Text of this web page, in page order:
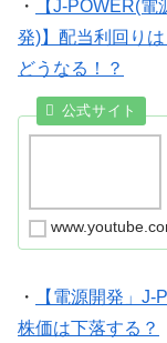
・
【J-POWER(
発)】配当利回り
どうなる！？
・
【電源開発」
株価は下落する？